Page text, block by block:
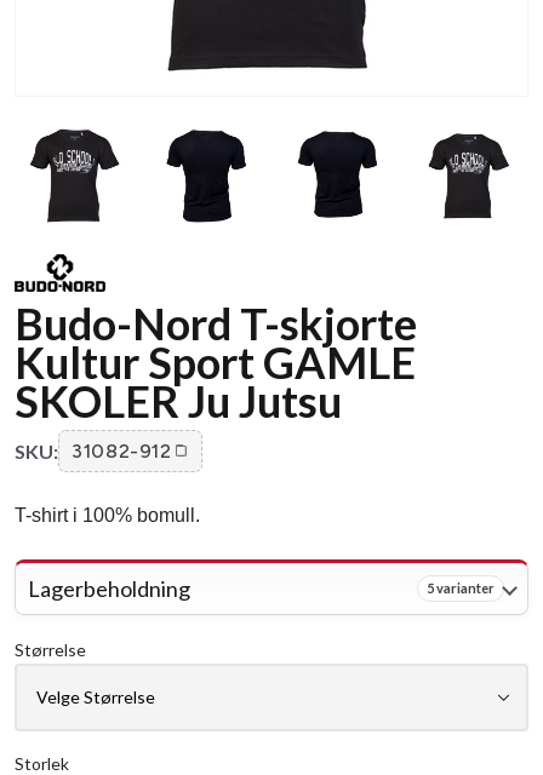
Budo-Nord T-skjorte
Kultur Sport GAMLE
SKOLER Ju Jutsu
SKU: 31082-912
T-shirt i 100% bomull.
Lagerbeholdning 5 varianter
Størrelse
Storlek